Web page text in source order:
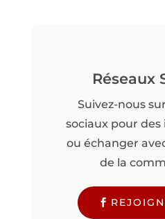
Réseaux
Suivez-nous
sociaux pour des
ou échanger
de la